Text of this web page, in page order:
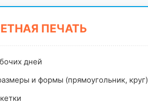
ПЕЧАТЬ
дней
и формы (прямоугольник, круг)